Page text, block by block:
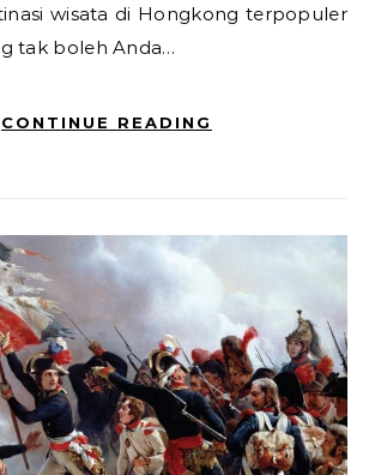
wisata di Hongkong terpopuler
tak boleh Anda…
CONTINUE READING